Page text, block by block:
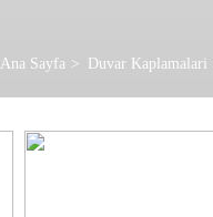
Ana Sayfa Duvar Kaplamalari